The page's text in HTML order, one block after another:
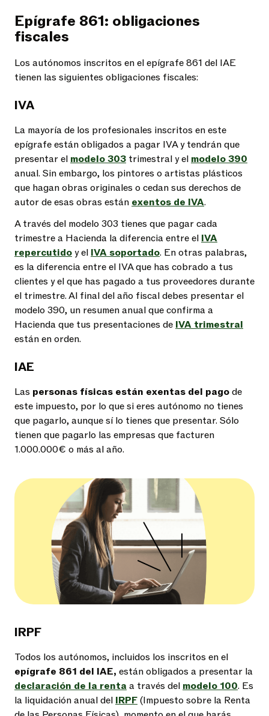
Epígrafe 861: obligaciones
fiscales
Los autónomos inscritos en el epígrafe 861 del IAE
tienen las siguientes obligaciones fiscales:
IVA
La mayoría de los profesionales inscritos en este
epígrafe están obligados a pagar IVA y tendrán que
presentar elmodelo 303 trimestral y elmodelo 390
anual. Sin embargo, los pintores o artistas plásticos
que hagan obras originales o cedan sus derechos de
autor de esas obras estánexentos de IVA.
A través del modelo 303 tienes que pagar cada
trimestre a Hacienda la diferencia entre elIVA
repercutidoy elIVA soportado. En otras palabras,
es la diferencia entre el IVA que has cobrado a tus
clientes y el que has pagado a tus proveedores durante
el trimestre. Al final del año fiscal debes presentar el
modelo 390, un resumen anual que confirma a
Hacienda que tus presentaciones deIVA trimestral
están en orden.
IAE
Las personas físicas están exentas del pagode
este impuesto, por lo que si eres autónomo no tienes
que pagarlo, aunque sí lo tienes que presentar. Sólo
tienen que pagarlo las empresas que facturen
1.000.000€ o más al año.
IRPF
Todos los autónomos, incluidos los inscritos en el
epígrafe 861 del IAE, están obligados a presentar la
declaración de la renta a través del modelo 100. Es
la liquidación anual del IRPF(Impuesto sobre la Renta